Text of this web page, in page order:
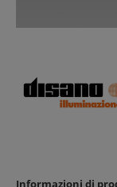
Informazioni di